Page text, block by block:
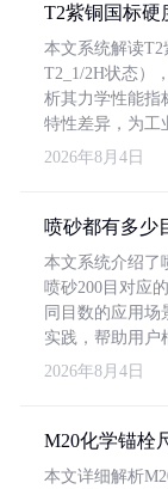
T2紫铜国标硬
本文系统解读T2
T2_1/2H状态）
析其力学性能指
特性差异，为工
2026年8月4日
喷砂都有多少
本文系统介绍了
喷砂200目对应
同目数的应用场
实践，帮助用户
2026年8月4日
M20化学锚栓
本文详细解析